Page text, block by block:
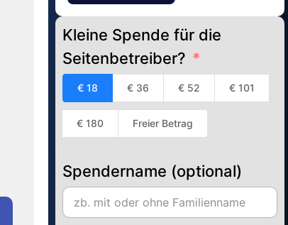
Kleine Spende für die
Seitenbetreiber?
€ 18 € 36 € 52 € 101
€ 180 Freier Betrag
Spendername (optional)